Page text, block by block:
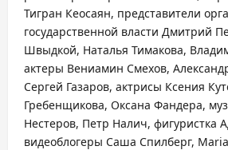
Тигран Кеосаян, представители
государственной власти Дмитрий
Швыдкой, Наталья Тимакова,
актеры Вениамин Смехов,
Сергей Газаров, актрисы Ксения
Гребенщикова, Оксана Фандера,
Нестеров, Петр Налич, фигуристка
видеоблогеры Саша Спилберг,